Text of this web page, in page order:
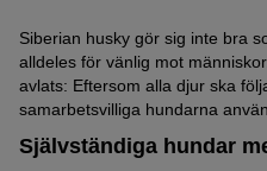
Siberian husky gör sig inte bra
alldeles för vänlig mot
avlats: Eftersom alla djur ska
samarbetsvilliga hundarna
Självständiga hundar